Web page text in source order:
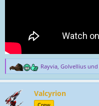
R
e
k
t
Rayvia, Golvellius und
Valcyrion